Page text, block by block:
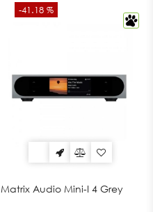
-41.18 %
Matrix Audio Mini-I 4 Grey